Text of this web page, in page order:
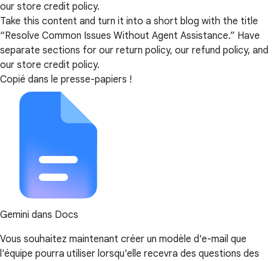
our store credit policy.
Take this content and turn it into a short blog with the title
“Resolve Common Issues Without Agent Assistance.” Have
separate sections for our return policy, our refund policy, and
our store credit policy.
Copié dans le presse-papiers !
Gemini dans Docs
Vous souhaitez maintenant créer un modèle d'e-mail que
l'équipe pourra utiliser lorsqu'elle recevra des questions des